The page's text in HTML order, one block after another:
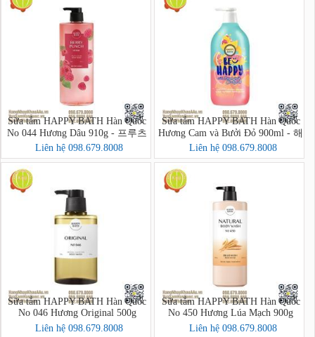
Sữa tắm HAPPY BATH Hàn Quốc
No 044 Hương Dâu 910g - 프루츠
크러시 바디워시
Liên hệ 098.679.8008
Sữa tắm HAPPY BATH Hàn Quốc
Hương Cam và Bưởi Đỏ 900ml - 해
피바스 스마일 브라이트닝 자몽오
렌지 바디워시
Liên hệ 098.679.8008
Sữa tắm HAPPY BATH Hàn Quốc
No 046 Hương Original 500g
Liên hệ 098.679.8008
Sữa tắm HAPPY BATH Hàn Quốc
No 450 Hương Lúa Mạch 900g
Liên hệ 098.679.8008